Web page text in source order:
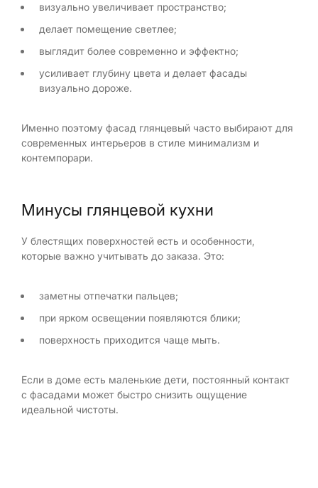
визуально увеличивает пространство;
делает помещение светлее;
выглядит более современно и эффектно;
усиливает глубину цвета и делает фасады
визуально дороже.
Именно поэтому фасад глянцевый часто выбирают для
современных интерьеров в стиле минимализм и
контемпорари.
Минусы глянцевой кухни
У блестящих поверхностей есть и особенности,
которые важно учитывать до заказа. Это:
заметны отпечатки пальцев;
при ярком освещении появляются блики;
поверхность приходится чаще мыть.
Если в доме есть маленькие дети, постоянный контакт
с фасадами может быстро снизить ощущение
идеальной чистоты.